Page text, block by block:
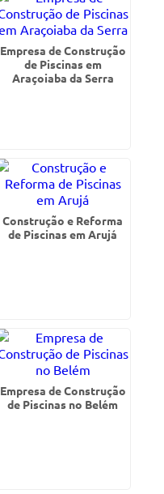
Empresa de Construção
de Piscinas em
Araçoiaba da Serra
Construção e Reforma
de Piscinas em Arujá
Empresa de Construção
de Piscinas no Belém